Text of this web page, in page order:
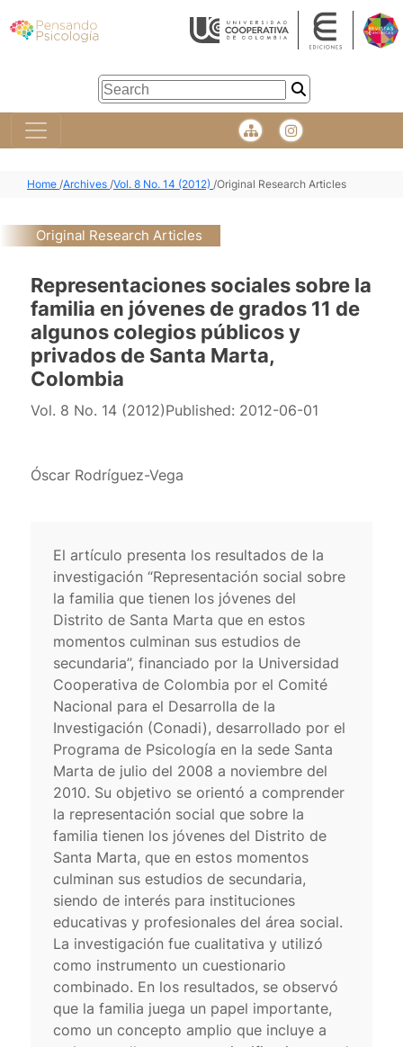
Home /Archives /Vol. 8 No. 14 (2012) /Original Research Articles
Original Research Articles
Representaciones sociales sobre la
familia en jóvenes de grados 11 de
algunos colegios públicos y
privados de Santa Marta,
Colombia
Vol. 8 No. 14 (2012)Published: 2012-06-01
Óscar Rodríguez-Vega
El artículo presenta los resultados de la
investigación “Representación social sobre
la familia que tienen los jóvenes del
Distrito de Santa Marta que en estos
momentos culminan sus estudios de
secundaria”, financiado por la Universidad
Cooperativa de Colombia por el Comité
Nacional para el Desarrolla de la
Investigación (Conadi), desarrollado por el
Programa de Psicología en la sede Santa
Marta de julio del 2008 a noviembre del
2010. Su objetivo se orientó a comprender
la representación social que sobre la
familia tienen los jóvenes del Distrito de
Santa Marta, que en estos momentos
culminan sus estudios de secundaria,
siendo de interés para instituciones
educativas y profesionales del área social.
La investigación fue cualitativa y utilizó
como instrumento un cuestionario
combinado. En los resultados, se observó
que la familia juega un papel importante,
como un concepto amplio que incluye a